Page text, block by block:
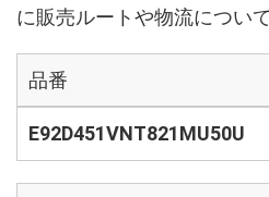
に販売ルートや物流につい
品番
E92D451VNT821MU50U